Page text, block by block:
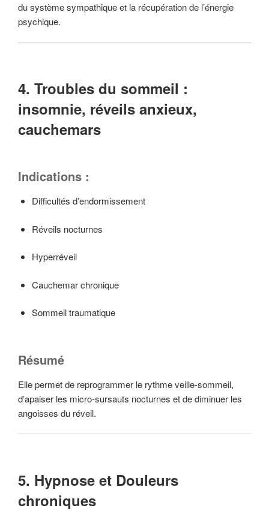
du système sympathique et la récupération de l’énergie
psychique.
4. Troubles du sommeil :
insomnie, réveils anxieux,
cauchemars
Indications :
Difficultés d’endormissement
Réveils nocturnes
Hyperréveil
Cauchemar chronique
Sommeil traumatique
Résumé
Elle permet de reprogrammer le rythme veille-sommeil,
d’apaiser les micro-sursauts nocturnes et de diminuer les
angoisses du réveil.
5. Hypnose et Douleurs
chroniques